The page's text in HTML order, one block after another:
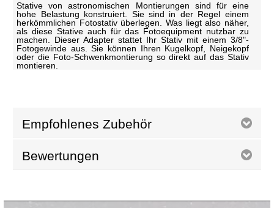
Stative von astronomischen Montierungen sind für eine
hohe Belastung konstruiert. Sie sind in der Regel einem
herkömmlichen Fotostativ überlegen. Was liegt also näher,
als diese Stative auch für das Fotoequipment nutzbar zu
machen. Dieser Adapter stattet Ihr Stativ mit einem 3/8"-
Fotogewinde aus. Sie können Ihren Kugelkopf, Neigekopf
oder die Foto-Schwenkmontierung so direkt auf das Stativ
montieren.
Empfohlenes Zubehör
Bewertungen